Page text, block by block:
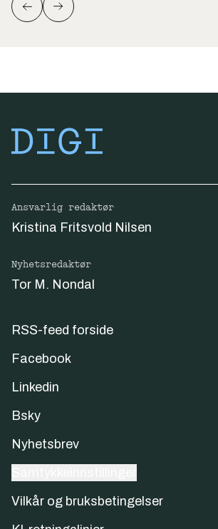
Ansvarlig redaktør
Kristina Fritsvold Nilsen
Nyhetsredaktør
Tor M. Nondal
RSS-feed forside
Facebook
Linkedin
Bsky
Nyhetsbrev
Vilkår og bruksbetingelser